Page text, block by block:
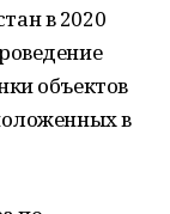
в 2020
объектов
в